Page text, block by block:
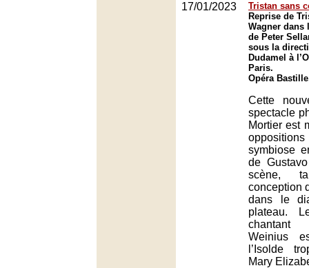
17/01/2023
Tristan sans
Reprise de
Wagner dans
de Peter
sous la
Dudamel à
Paris.
Opéra
Cette
spectacle
Mortier est
symbiose
de
scène,
conception
dans le
plateau.
Weinius
l’Isolde
Mary